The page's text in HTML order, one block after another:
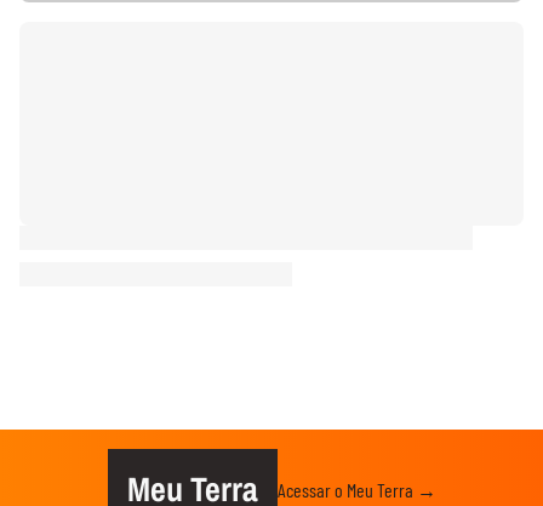
Meu Terra Acessar o Meu Terra →